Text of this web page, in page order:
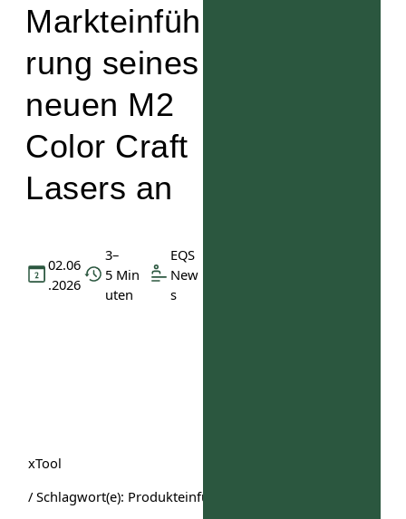
Markteinfüh
rung seines
neuen M2
Color Craft
Lasers an
02.06
.2026
3–
5 Min
uten
EQS
New
s
xTool
/ Schlagwort(e): Produkteinführung